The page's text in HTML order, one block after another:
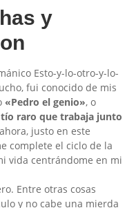
y
Esto-y-lo-otro-y-lo-
fui conocido de mis
«Pedro el genio», o
raro que trabaja junto
justo en este
complete el ciclo de la
vida centrándome en mi
Entre otras cosas
y no cabe una mierda